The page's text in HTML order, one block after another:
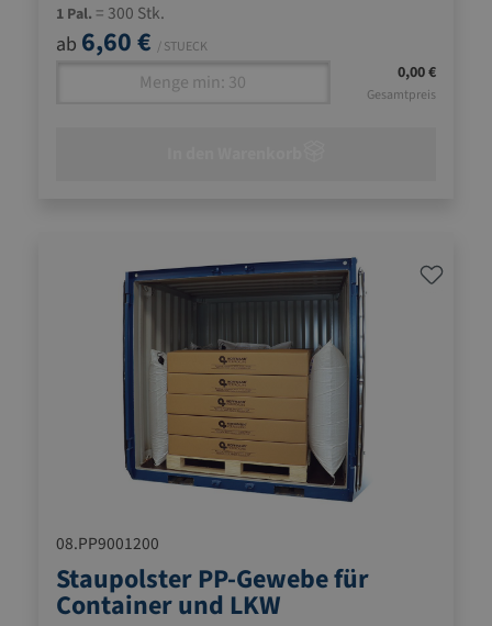
1 Pal. = 300 Stk.
ab 6,60 € / STUECK
0,00 €
Gesamtpreis
08.PP9001200
Staupolster PP-Gewebe für
Container und LKW